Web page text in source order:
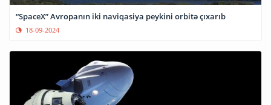
“SpaceX” Avropanın iki naviqasiya peykini orbitə çıxarıb
18-09-2024